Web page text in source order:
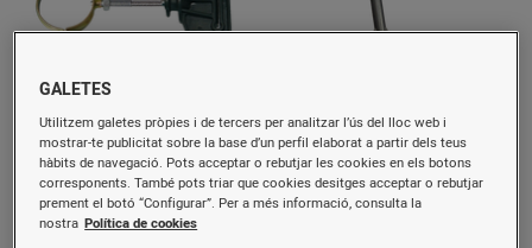
Aïllador Z-69 Cinta P / Tub
50mm PA427 Zar
1,09 €/u.
Vareta Inox Reg.Tremuja
748mm Rotecna
1 u.
GALETES
Utilitzem galetes pròpies i de tercers per analitzar l’ús del lloc web i
mostrar-te publicitat sobre la base d’un perfil elaborat a partir dels teus
hàbits de navegació. Pots acceptar o rebutjar les cookies en els botons
corresponents. També pots triar que cookies desitges acceptar o rebutjar
prement el botó “Configurar”. Per a més informació, consulta la
nostra Política de cookies